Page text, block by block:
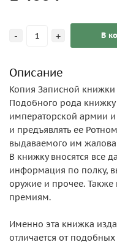
- + В
Описание
Копия Записной книжки
Подобного рода
императорской армии
и предъявлять ее
выдаваемого им
В книжку вносятся все
информация по полку,
оружие и прочее.
премиям.
Именно эта книжка
отличается от